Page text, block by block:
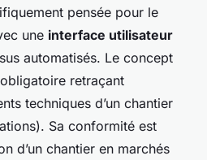
pensée pour le
une interface utilisateur
automatisés. Le concept
retraçant
techniques d’un chantier
Sa conformité est
d’un chantier en marchés